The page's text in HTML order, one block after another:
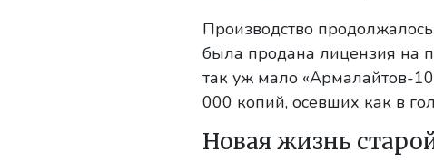
Производство
была продана лицензия на
так уж мало «Армалайтов-
000 копий, осевших как в
Новая жизнь